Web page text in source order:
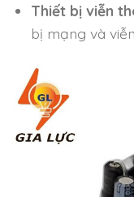
Thiết bị viễn
bị mạng và